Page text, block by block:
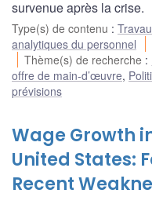
survenue après la crise.
Type(s) de contenu :
analytiques du personnel
Thème(s) de recherche :
offre de main-d’œuvre,
prévisions
Wage Growth
United States:
Recent